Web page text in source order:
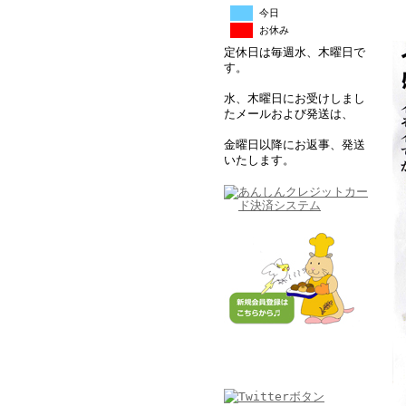
今日
お休み
定休日は毎週水、木曜日で
す。
水、木曜日にお受けしまし
たメールおよび発送は、
金曜日以降にお返事、発送
いたします。